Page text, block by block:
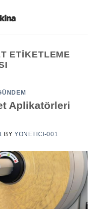
ETIKETLEME
Aplikatörleri
BY YONETICI-001